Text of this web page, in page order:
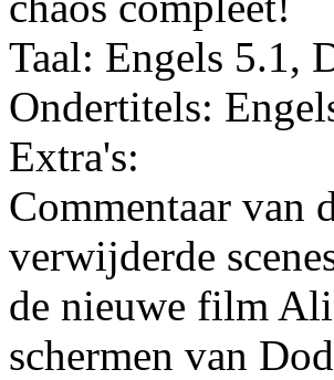
Taal: Engels 5.1,
Ondertitels:
Extra's:
Commentaar van
verwijderde
de nieuwe film
schermen van